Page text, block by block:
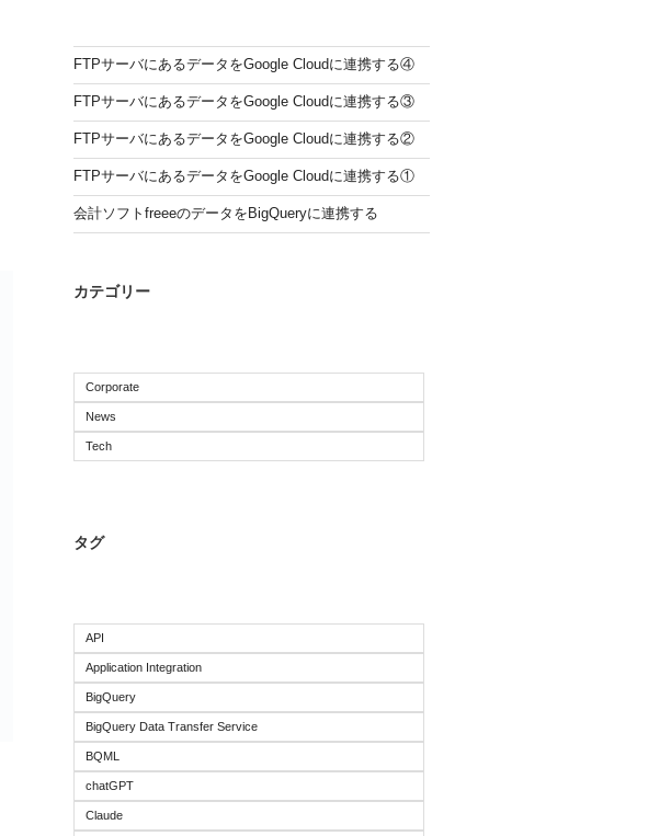
FTPサーバにあるデータをGoogle Cloudに連携する④
FTPサーバにあるデータをGoogle Cloudに連携する③
FTPサーバにあるデータをGoogle Cloudに連携する②
FTPサーバにあるデータをGoogle Cloudに連携する①
会計ソフトfreeeのデータをBigQueryに連携する
カテゴリー
Corporate
News
Tech
タグ
API
Application Integration
BigQuery
BigQuery Data Transfer Service
BQML
chatGPT
Claude